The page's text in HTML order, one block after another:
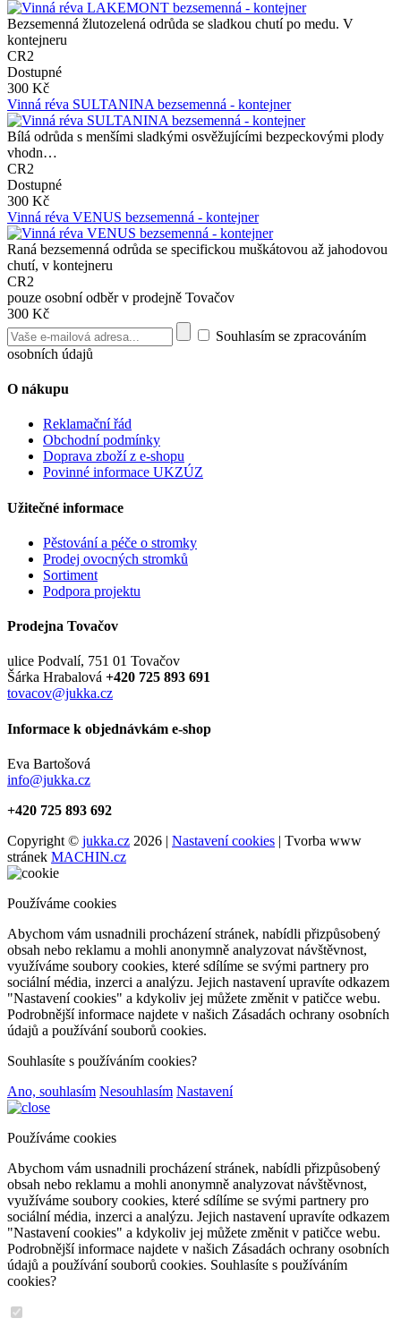
Bezsemenná žlutozelená odrůda se sladkou chutí po medu. V
kontejneru
CR2
Dostupné
300 Kč
Vinná réva SULTANINA bezsemenná - kontejner
Bílá odrůda s menšími sladkými osvěžujícími bezpeckovými plody
vhodn…
CR2
Dostupné
300 Kč
Vinná réva VENUS bezsemenná - kontejner
Raná bezsemenná odrůda se specifickou muškátovou až jahodovou
chutí, v kontejneru
CR2
pouze osobní odběr v prodejně Tovačov
300 Kč
Souhlasím se zpracováním
osobních údajů
O nákupu
Reklamační řád
Obchodní podmínky
Doprava zboží z e-shopu
Povinné informace UKZÚZ
Užitečné informace
Pěstování a péče o stromky
Prodej ovocných stromků
Sortiment
Podpora projektu
Prodejna Tovačov
ulice Podvalí, 751 01 Tovačov
Šárka Hrabalová +420 725 893 691
tovacov@jukka.cz
Informace k objednávkám e-shop
Eva Bartošová
info@jukka.cz
+420 725 893 692
Copyright © jukka.cz 2026 | Nastavení cookies | Tvorba www
stránek MACHIN.cz
Používáme cookies
Abychom vám usnadnili procházení stránek, nabídli přizpůsobený
obsah nebo reklamu a mohli anonymně analyzovat návštěvnost,
využíváme soubory cookies, které sdílíme se svými partnery pro
sociální média, inzerci a analýzu. Jejich nastavení upravíte odkazem
"Nastavení cookies" a kdykoliv jej můžete změnit v patičce webu.
Podrobnější informace najdete v našich Zásadách ochrany osobních
údajů a používání souborů cookies.
Souhlasíte s používáním cookies?
Ano, souhlasím Nesouhlasím Nastavení
Používáme cookies
Abychom vám usnadnili procházení stránek, nabídli přizpůsobený
obsah nebo reklamu a mohli anonymně analyzovat návštěvnost,
využíváme soubory cookies, které sdílíme se svými partnery pro
sociální média, inzerci a analýzu. Jejich nastavení upravíte odkazem
"Nastavení cookies" a kdykoliv jej můžete změnit v patičce webu.
Podrobnější informace najdete v našich Zásadách ochrany osobních
údajů a používání souborů cookies. Souhlasíte s používáním
cookies?